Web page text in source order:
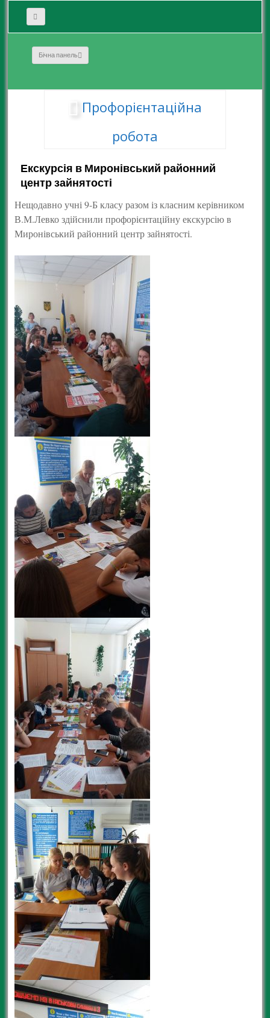
Бічна панель
Профорієнтаційна
робота
Екскурсія в Миронівський районний
центр зайнятості
Нещодавно учні 9-Б класу разом із класним керівником
В.М.Левко здійснили профорієнтаційну екскурсію в
Миронівський районний центр зайнятості.